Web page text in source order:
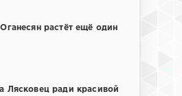
растёт ещё один
Лясковец ради красивой